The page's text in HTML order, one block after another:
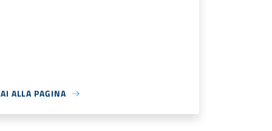
ALLA PAGINA